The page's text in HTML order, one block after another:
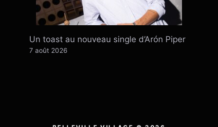
Un toast au nouveau single d’Arón Piper
7 août 2026